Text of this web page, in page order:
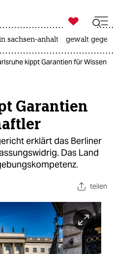
ich

taz zahl ich
sachsen-anhalt gewalt
kippt Garantien für
Garantien
erklärt das Berliner
Das Land
teilen